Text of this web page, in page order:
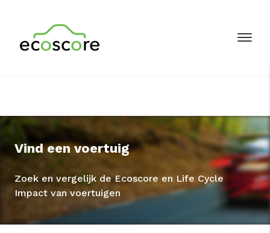
Vind een voertuig
Zoek en vergelijk de Ecoscore en Life Cycle
Impact van voertuigen